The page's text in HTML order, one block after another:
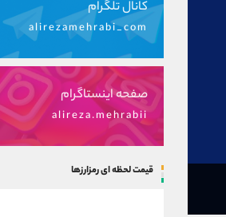
کانال تلگرام
alirezamehrabi_com
صفحه اینستاگرام
alireza.mehrabii
قیمت لحظه ای رمزارزها